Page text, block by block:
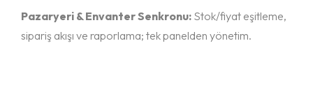
Pazaryeri & Envanter Senkronu: Stok/fiyat eşitleme,
sipariş akışı ve raporlama; tek panelden yönetim.